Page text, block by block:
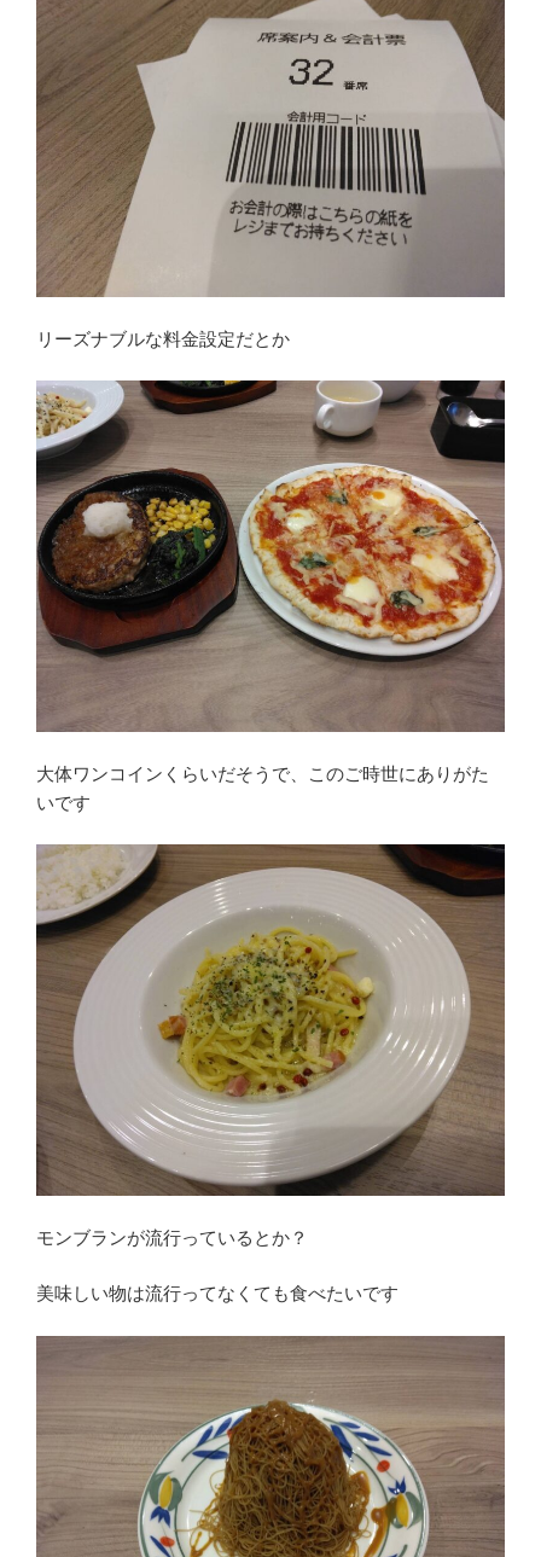
リーズナブルな料金設定だとか
大体ワンコインくらいだそうで、このご時世にありがた
いです
モンブランが流行っているとか？
美味しい物は流行ってなくても食べたいです